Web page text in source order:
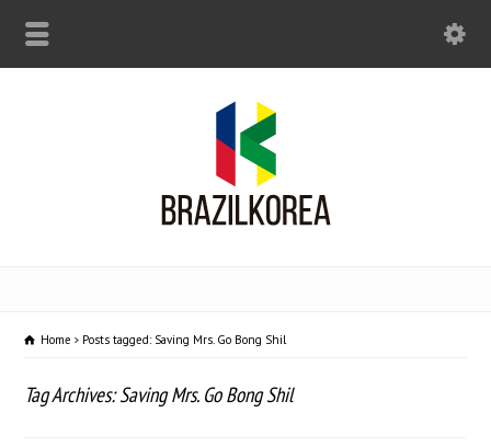
Home Posts tagged: Saving Mrs. Go Bong Shil
Tag Archives: Saving Mrs. Go Bong Shil